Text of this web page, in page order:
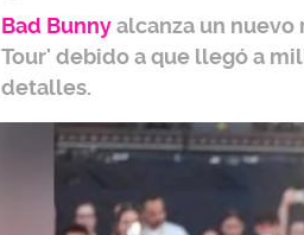
Bad Bunnyalcanza un nuevo
Tour' debido a que llegó a
detalles.